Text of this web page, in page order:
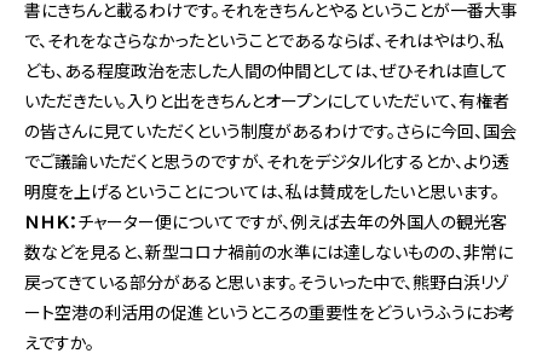
書にきちんと載るわけです。それをきちんとやるということが一番大事
で、それをなさらなかったということであるならば、それはやはり、私
ども、ある程度政治を志した人間の仲間としては、ぜひそれは直して
いただきたい。入りと出をきちんとオープンにしていただいて、有権者
の皆さんに見ていただくという制度があるわけです。さらに今回、国会
でご議論いただくと思うのですが、それをデジタル化するとか、より透
明度を上げるということについては、私は賛成をしたいと思います。
ＮＨＫ：チャーター便についてですが、例えば去年の外国人の観光客
数などを見ると、新型コロナ禍前の水準には達しないものの、非常に
戻ってきている部分があると思います。そういった中で、熊野白浜リゾ
ート空港の利活用の促進というところの重要性をどういうふうにお考
えですか。